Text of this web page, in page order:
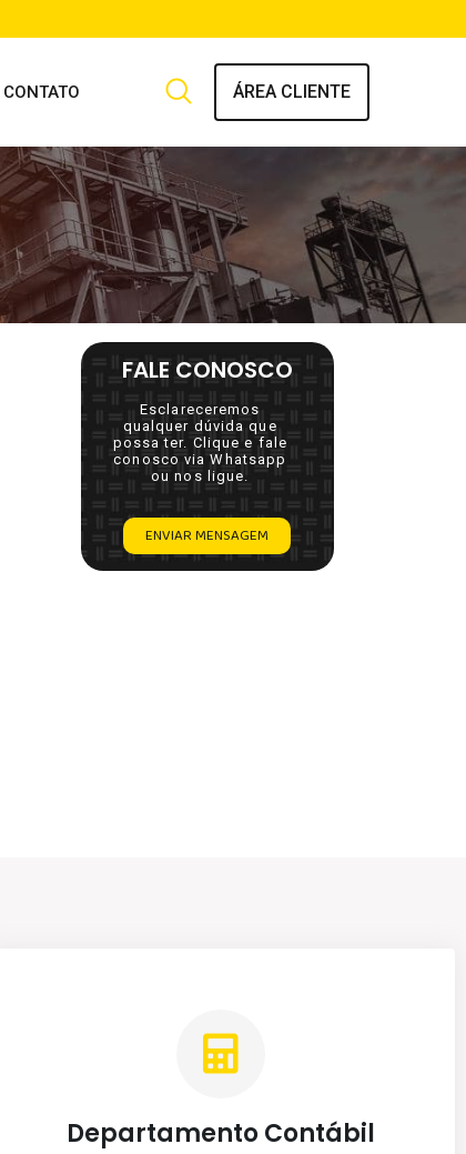
CONTATO ÁREA CLIENTE
FALE CONOSCO
Esclareceremos
qualquer dúvida que
possa ter. Clique e fale
conosco via Whatsapp
ou nos ligue.
ENVIAR MENSAGEM
Departamento Contábil